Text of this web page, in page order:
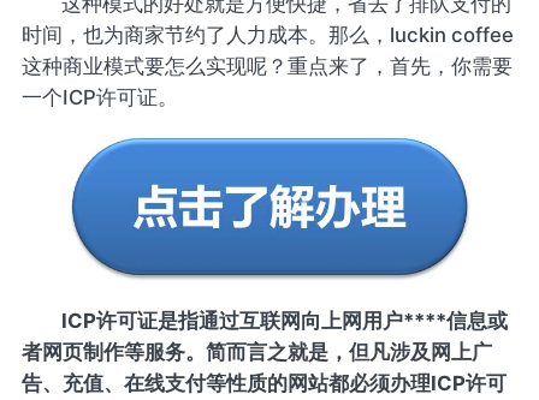
时间，也为商家节约了人力成本。那么，luckin coffee
这种商业模式要怎么实现呢？重点来了，首先，你需要
一个ICP许可证。
ICP许可证是指通过互联网向上网用户****信息或
者网页制作等服务。简而言之就是，但凡涉及网上广
告、充值、在线支付等性质的网站都必须办理ICP许可